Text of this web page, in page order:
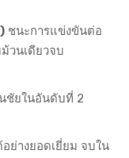
ชนะการแข่งขันต่อ
วนเดียวจบ
นชัยในอันดับที่ 2
ย่างยอดเยี่ยม จบใน